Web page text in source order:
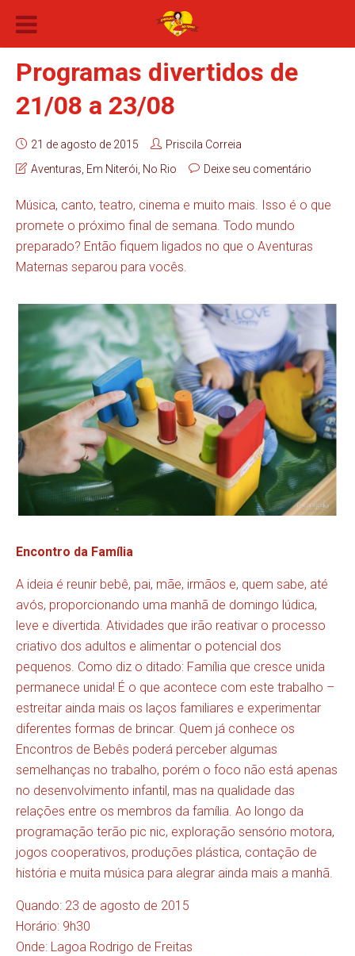
Programas divertidos de
21/08 a 23/08
21 de agosto de 2015
Priscila Correia
Aventuras Em Niterói No Rio Deixe seu comentário
Música, canto, teatro, cinema e muito mais. Isso é o que
promete o próximo final de semana. Todo mundo
preparado? Então fiquem ligados no que o Aventuras
Maternas separou para vocês.
Encontro da Família
A ideia é reunir bebê, pai, mãe, irmãos e, quem sabe, até
avós, proporcionando uma manhã de domingo lúdica,
leve e divertida. Atividades que irão reativar o processo
criativo dos adultos e alimentar o potencial dos
pequenos. Como diz o ditado: Família que cresce unida
permanece unida! É o que acontece com este trabalho –
estreitar ainda mais os laços familiares e experimentar
diferentes formas de brincar. Quem já conhece os
Encontros de Bebês poderá perceber algumas
semelhanças no trabalho, porém o foco não está apenas
no desenvolvimento infantil, mas na qualidade das
relações entre os membros da família. Ao longo da
programação terão pic nic, exploração sensório motora,
jogos cooperativos, produções plástica, contação de
história e muita música para alegrar ainda mais a manhã.
Quando: 23 de agosto de 2015
Horário: 9h30
Onde: Lagoa Rodrigo de Freitas